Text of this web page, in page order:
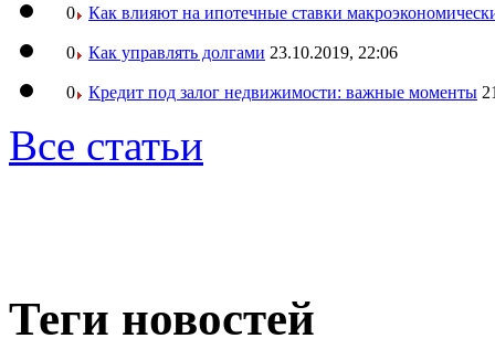
0 Как влияют на ипотечные ставки
0 Как управлять долгами 23.10.2019, 22:06
0 Кредит под залог недвижимости: важные моменты
Все статьи
Теги новостей